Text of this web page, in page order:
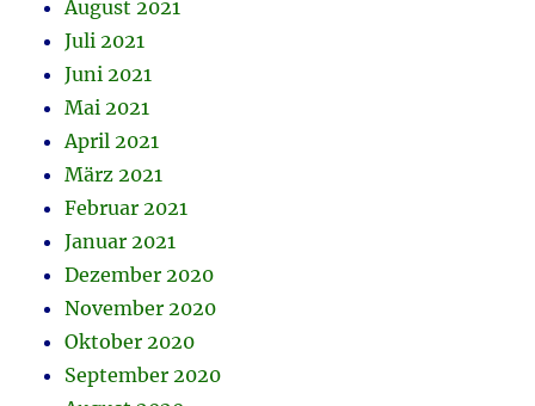
August 2021
Juli 2021
Juni 2021
Mai 2021
April 2021
März 2021
Februar 2021
Januar 2021
Dezember 2020
November 2020
Oktober 2020
September 2020